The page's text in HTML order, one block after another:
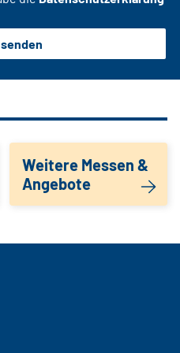
Weitere Messen &
Angebote